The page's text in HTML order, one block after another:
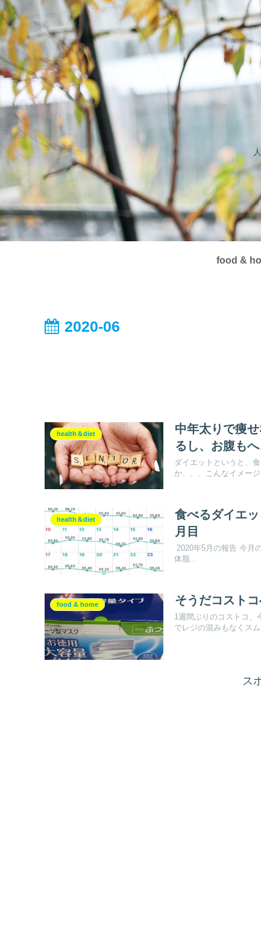
food &
2020-06
health＆diet
中年太りで痩
るし、お腹もへ
ダイエットというと、
か、、、こんなイメー
health＆diet
食べるダイエ
月目
2020年5月の報告 今
体脂...
food & home そうだコスト
1週間ぶりのコストコ、
でレジの混みもなくスム
ス